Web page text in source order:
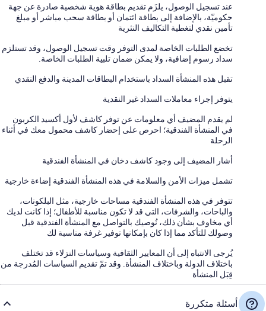
عند تسجيل الوصول، يلزَم تقديم بطاقة هوية شخصية صادرة عن جهة
حكوميّة، بالإضافة إلى بطاقة ائتمان أو بطاقة سحب مباشر أو مبلغ
تأمين نقدي لتغطية التكاليف النثرية
تخضع الطلبات الخاصة لمدى التوفر وقت تسجيل الوصول، وقد تستلزم
سداد رسوم إضافية، ولا يمكن ضمان تلبية الطلبات الخاصة.
تقبل هذه المنشأة السداد باستخدام البطاقات المدينة والدفع النقدي
يتوفر إجراء معاملات السداد غير النقدية
لم يقدم المضيف أي معلومات عن توفر كاشف لأول أكسيد الكربون
في المنشأة الفندقية؛ احرص على إحضار كاشف محمول معك في أثناء
الرحلة
أشار المضيف إلى وجود كاشف دخان في المنشأة الفندقية
تشمل ميزات الأمن والسلامة في هذه المنشأة الفندقية إضاءة خارجية
تتوفر في هذه المنشأة الفندقية مساحات خارجية، مثل البلكونات،
والباحات، والشرفات، التي قد لا تكون مناسبة للأطفال؛ إذا كانت لديك
أي مخاوف بشأن ذلك، نُوصيك بالتواصل مع المنشأة الفندقية قبل
وصولك للتأكد مما إذا كان بإمكانها توفير غرفة مناسبة لك
يُرجى الانتباه إلى أن المعايير الثقافية وسياسات النزلاء قد تختلف
باختلاف الدولة وباختلاف المنشأة. وقد تمّ تقديم السياسات المُدرجة من
قِبَل المنشأة
أسئلة متكررة